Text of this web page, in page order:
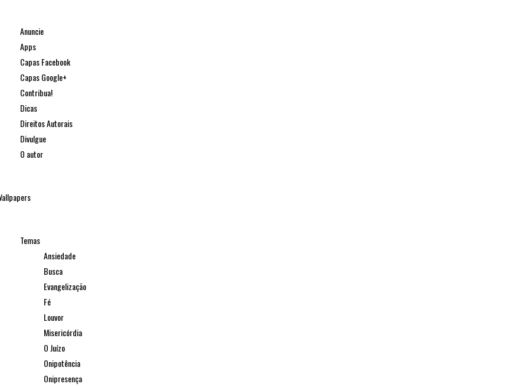
Anuncie
Apps
Capas Facebook
Capas Google+
Contribua!
Dicas
Direitos Autorais
Divulgue
O autor
Temas
Ansiedade
Busca
Evangelização
Fé
Louvor
Misericórdia
O Juízo
Onipotência
Onipresença